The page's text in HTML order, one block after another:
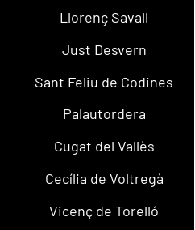
Llorenç Savall
Just Desvern
Sant Feliu de Codines
Palautordera
Cugat del Vallès
Cecília de Voltregà
Vicenç de Torelló